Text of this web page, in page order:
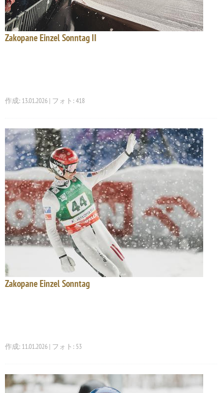
Zakopane Einzel Sonntag II
作成: 13.01.2026 | フォト: 418
Zakopane Einzel Sonntag
作成: 11.01.2026 | フォト: 53